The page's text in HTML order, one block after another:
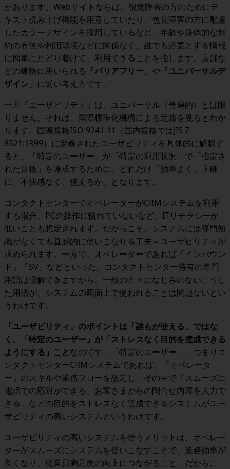
があります。 Webサイトならば、視覚障害の方のためにテ
キスト読み上げ機能を用意していたり、色覚障害の方に配慮
したカラーデザインを採用しているなど、年齢や身体的な制
約の有無や利用環境などに関係なく、誰でも必要とする情報
に簡単にたどり着けて、利用できることを指します。店舗な
どの建物に用いられる 「バリアフリー」 や 「ユニバーサルデ
ザイン」 に近い考え方です。
一方「ユーザビリティ」は、ユニバーサル（普遍的）とは限
りません。それは、国際標準化機構による定義を見るとわか
ります。国際規格ISO 9241-11 （国内規格ではJIS Z
8521:1999）に定義されたユーザビリティを具体的に解釈す
ると、
「特定のユーザー」が「特定の利用状況」で「指定さ
れた目標」を達成するために、どれだけ「効率よく、正確
に、不快感なく、使えるか」
となります。
コンタクトセンターでオペレーターがCRMシステムを利用
する場合、 PCの操作に慣れていないなど、 ITリテラシーが
低いことも想定されます。だからこそ、システムには専門知
識がなくても直感的に使いこなせる工夫＝ユーザビリティが
求められます。一方で、オペレーターであれば「インバウン
ド」「SV」などといった、コンタクトセンター特有の専門
用語は理解できますから、一般の方々になじみのないこうし
た用語が、システムの画面上で使われることは問題ないとい
うわけです。
「ユーザビリティ」のポイントは「誰もが使える」ではな
く、「特定のユーザー」が「ストレスなく目的を達成できる
ようにする」ことなのです。「特定のユーザー」、つまりコ
ンタクトセンターCRMシステムであれば、「オペレータ
ー」のスキルや業務フローを想定し、その中で「スムーズに
電話での応対ができる、お客さまからの問合せ内容を入力で
きる」などの目的をストレスなく達成できるシステムがユー
ザビリティの高いシステムというわけです。
ユーザビリティの高いシステムを使うメリットは、オペレー
ターがスムーズにシステムを使いこなすことで、業務効率が
良くなり、従業員満足度の向上につながること。だからこ